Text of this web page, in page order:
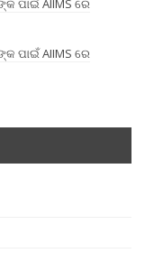
ପାଇଁ AIIMS ରେ